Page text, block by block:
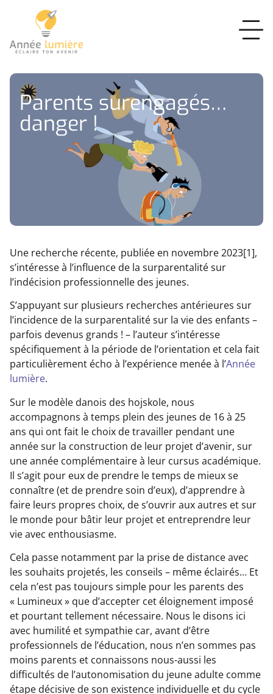
Parents surengagés…
danger !
Une recherche récente, publiée en novembre 2023[1],
s’intéresse à l’influence de la surparentalité sur
l’indécision professionnelle des jeunes.
S’appuyant sur plusieurs recherches antérieures sur
l’incidence de la surparentalité sur la vie des enfants –
parfois devenus grands ! – l’auteur s’intéresse
spécifiquement à la période de l’orientation et cela fait
particulièrement écho à l’expérience menée à l’Année
lumière.
Sur le modèle danois des hojskole, nous
accompagnons à temps plein des jeunes de 16 à 25
ans qui ont fait le choix de travailler pendant une
année sur la construction de leur projet d’avenir, sur
une année complémentaire à leur cursus académique.
Il s’agit pour eux de prendre le temps de mieux se
connaître (et de prendre soin d’eux), d’apprendre à
faire leurs propres choix, de s’ouvrir aux autres et sur
le monde pour bâtir leur projet et entreprendre leur
vie avec enthousiasme.
Cela passe notamment par la prise de distance avec
les souhaits projetés, les conseils – même éclairés… Et
cela n’est pas toujours simple pour les parents des
« Lumineux » que d’accepter cet éloignement imposé
et pourtant tellement nécessaire. Nous le disons ici
avec humilité et sympathie car, avant d’être
professionnels de l’éducation, nous n’en sommes pas
moins parents et connaissons nous-aussi les
difficultés de l’autonomisation du jeune adulte comme
étape décisive de son existence individuelle et du cycle